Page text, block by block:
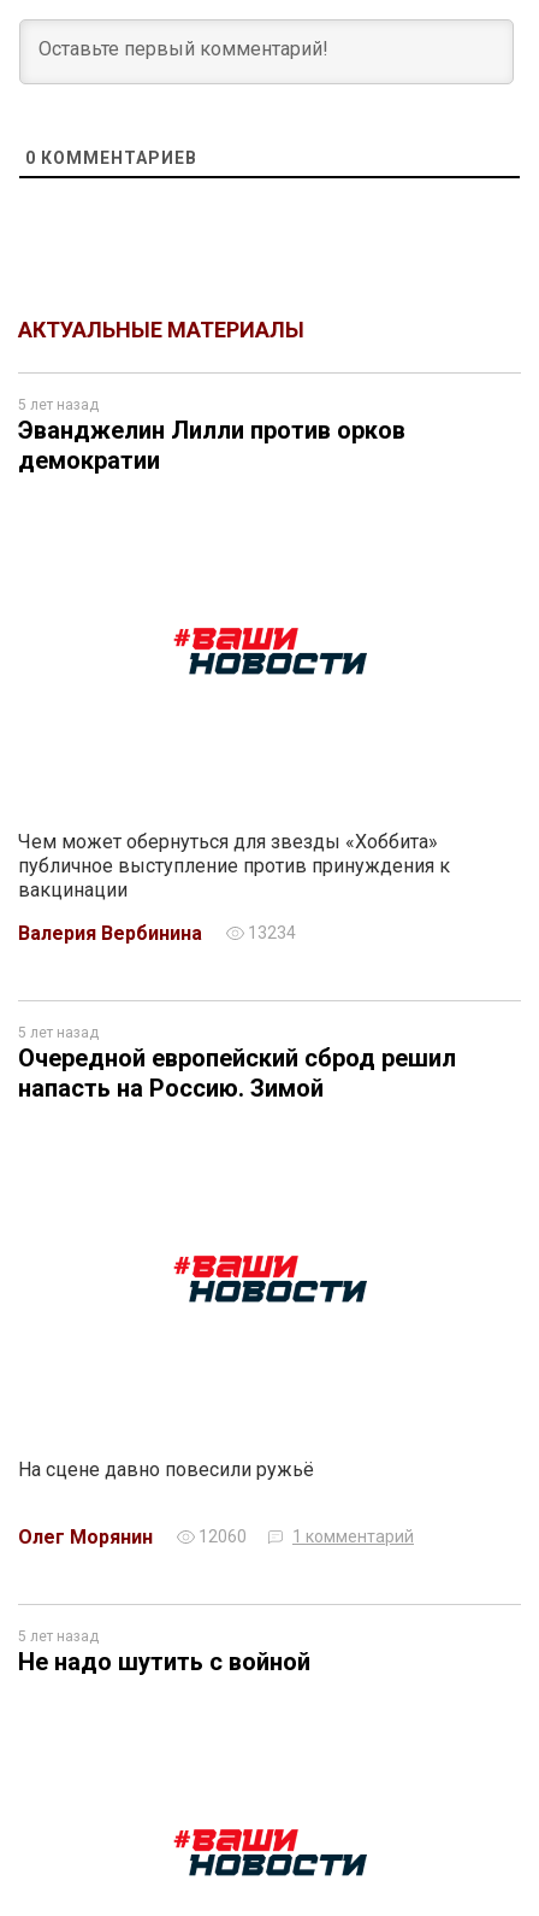
0 КОММЕНТАРИЕВ
АКТУАЛЬНЫЕ МАТЕРИАЛЫ
5 лет назад
Эванджелин Лилли против орков
демократии
Чем может обернуться для звезды «Хоббита»
публичное выступление против принуждения к
вакцинации
Валерия Вербинина
13234
5 лет назад
Очередной европейский сброд решил
напасть на Россию. Зимой
На сцене давно повесили ружьё
Олег Морянин 12060 1 комментарий
5 лет назад
Не надо шутить с войной